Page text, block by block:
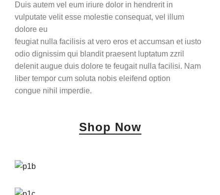
Duis autem vel eum iriure dolor in hendrerit in
vulputate velit esse molestie consequat, vel illum
dolore eu
feugiat nulla facilisis at vero eros et accumsan et iusto
odio dignissim qui blandit praesent luptatum zzril
delenit augue duis dolore te feugait nulla facilisi. Nam
liber tempor cum soluta nobis eleifend option
congue nihil imperdie.
Shop Now